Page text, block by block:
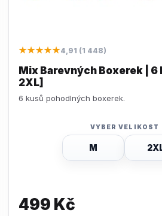
★★★★★4,91 (1 448)
Mix Barevných Boxerek | 6
2XL]
6 kusů pohodlných boxerek.
VYBER VELIKOST
M
499 Kč